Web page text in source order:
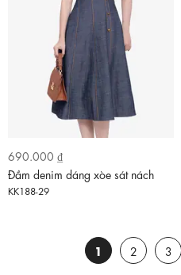
690.000 ₫
Đầm denim dáng xòe sát nách
KK188-29
1 2 3